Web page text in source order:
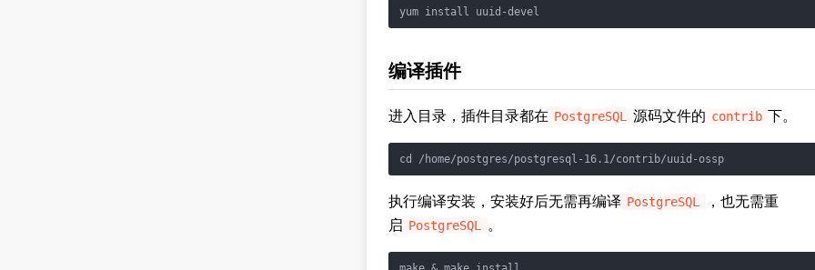
编译插件
进入目录，插件目录都在 PostgreSQL 源码文件的 contrib 下。
执行编译安装，安装好后无需再编译 PostgreSQL
，也无需重
启 PostgreSQL 。